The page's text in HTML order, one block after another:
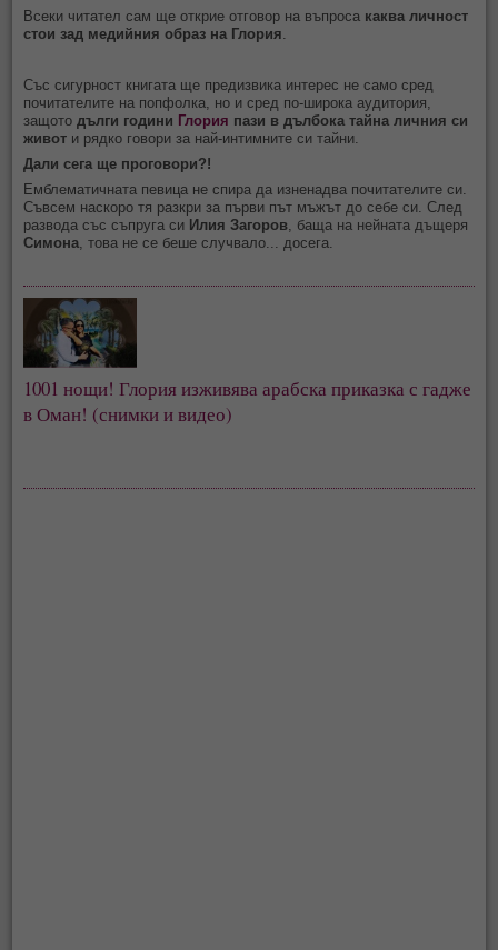
Всеки читател сам ще открие отговор на въпроса каква личност
стои зад медийния образ на Глория
Със сигурност книгата ще предизвика интерес не само сред
почитателите на попфолка, но и сред по-широка аудитория,
защото дълги години Глория пази в дълбока тайна личния си
живот и рядко говори за най-интимните си тайни.
Дали сега ще проговори?!
Емблематичната певица не спира да изненадва почитателите си.
Съвсем наскоро тя разкри за първи път мъжът до себе си. След
развода със съпруга си Илия Загоров , баща на нейната дъщеря
Симона , това не се беше случвало... досега.
1001 нощи! Глория изживява арабска приказка с гадже
в Оман! (снимки и видео)